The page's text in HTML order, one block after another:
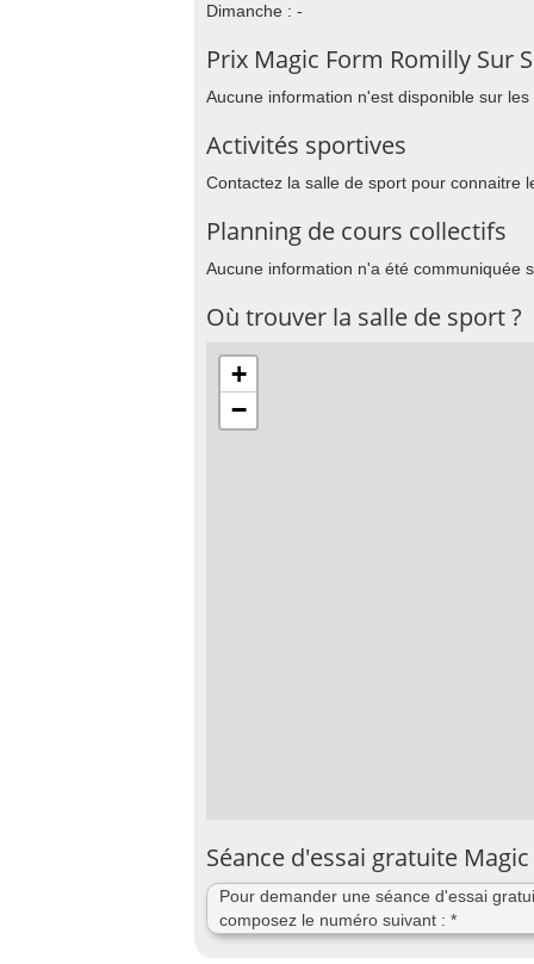
Dimanche : -
Prix Magic Form Romilly Sur
Aucune information n'est disponible sur
Activités sportives
Contactez la salle de sport pour connaitre
Planning de cours collectifs
Aucune information n'a été communiquée
Où trouver la salle de sport ?
+
−
Séance d'essai gratuite
Pour demander une séance d'essai
composez le numéro suivant : *